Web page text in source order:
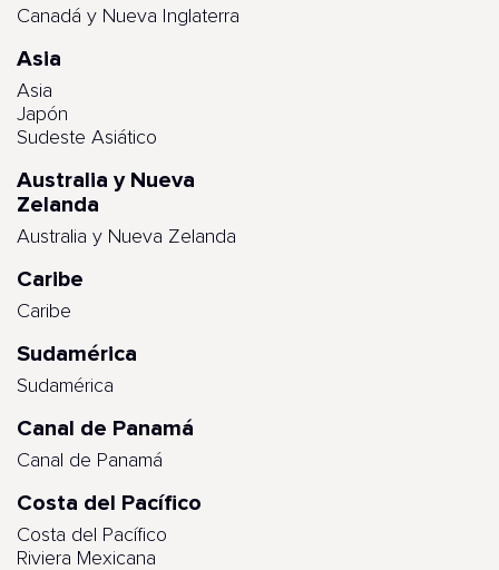
Canadá y Nueva Inglaterra
Asia
Asia
Japón
Sudeste Asiático
Australia y Nueva
Zelanda
Australia y Nueva Zelanda
Caribe
Caribe
Sudamérica
Sudamérica
Canal de Panamá
Canal de Panamá
Costa del Pacífico
Costa del Pacífico
Riviera Mexicana